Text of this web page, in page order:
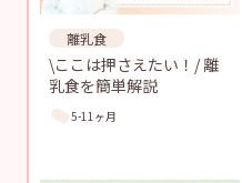
離乳食
\ここは押さえたい！/ 離
乳食を簡単解説
5-11ヶ月